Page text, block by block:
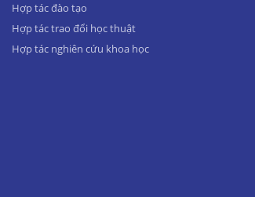
Hợp tác đào tạo
Hợp tác trao đổi học thuật
Hợp tác nghiên cứu khoa học